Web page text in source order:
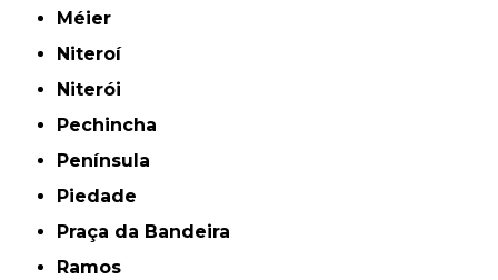
Méier
Niteroí
Niterói
Pechincha
Península
Piedade
Praça da Bandeira
Ramos